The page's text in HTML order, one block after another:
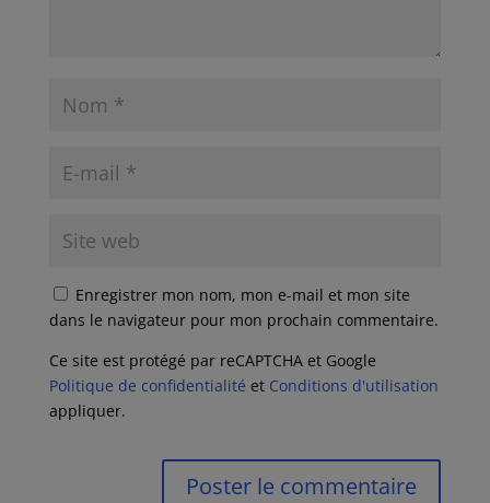
Enregistrer mon nom, mon e-mail et mon site
dans le navigateur pour mon prochain commentaire.
Ce site est protégé par reCAPTCHA et Google
Politique de confidentialité et Conditions d'utilisation
appliquer.